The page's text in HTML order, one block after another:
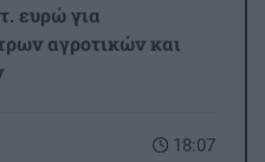
ευρώ για
αγροτικών και
18:07